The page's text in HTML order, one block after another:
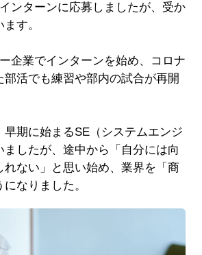
ンターンに応募しましたが、受か
す。
企業でインターンを始め、コロナ
部活でも練習や部内の試合が再開
早期に始まるSE（システムエンジ
ましたが、途中から「自分には向
れない」と思い始め、業界を「商
なりました。